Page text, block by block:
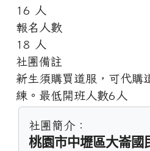
16 人
報名人數
18 人
社團備註
新生須購買道服，可代購
練。最低開班人數6人
社團簡介：
桃園市中壢區大崙國